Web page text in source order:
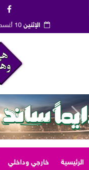
الإثنين10 أغسطس 2026
الرئيسية خارجي وداخلي